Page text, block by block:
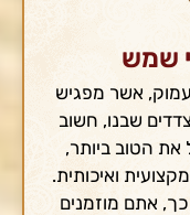
שמש
אשר מפגיש
שבנו, חשוב
את הטוב ביותר,
ואיכותית.
כך, אתם מוזמנים